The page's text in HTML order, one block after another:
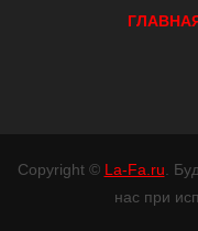
Copyright © La-Fa.ru .
нас при